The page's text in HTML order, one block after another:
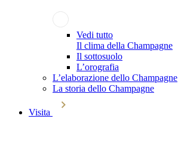
Vedi tutto
Il clima della Champagne
Il sottosuolo
L’orografia
L’elaborazione dello Champagne
La storia dello Champagne
Visita